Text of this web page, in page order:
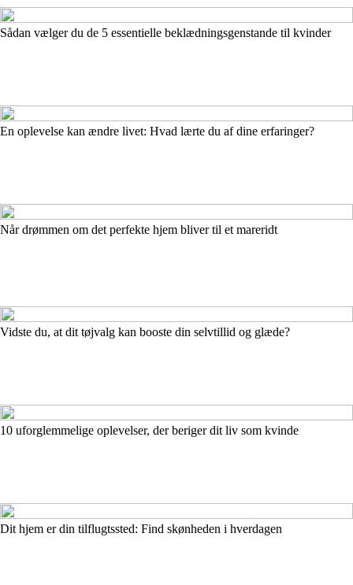
Sådan vælger du de 5 essentielle beklædningsgenstande til kvinder
En oplevelse kan ændre livet: Hvad lærte du af dine erfaringer?
Når drømmen om det perfekte hjem bliver til et mareridt
Vidste du, at dit tøjvalg kan booste din selvtillid og glæde?
10 uforglemmelige oplevelser, der beriger dit liv som kvinde
Dit hjem er din tilflugtssted: Find skønheden i hverdagen